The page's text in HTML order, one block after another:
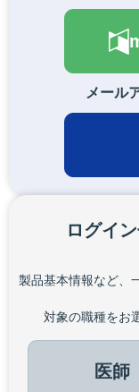
メール
ログイ
製品基本情報など、
対象の職種をお
医師